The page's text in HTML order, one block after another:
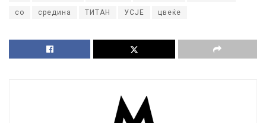
со средина ТИТАН УСЈЕ цвеќе